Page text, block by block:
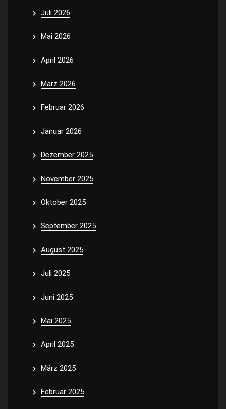
Juli 2026
Mai 2026
April 2026
März 2026
Februar 2026
Januar 2026
Dezember 2025
November 2025
Oktober 2025
September 2025
August 2025
Juli 2025
Juni 2025
Mai 2025
April 2025
März 2025
Februar 2025